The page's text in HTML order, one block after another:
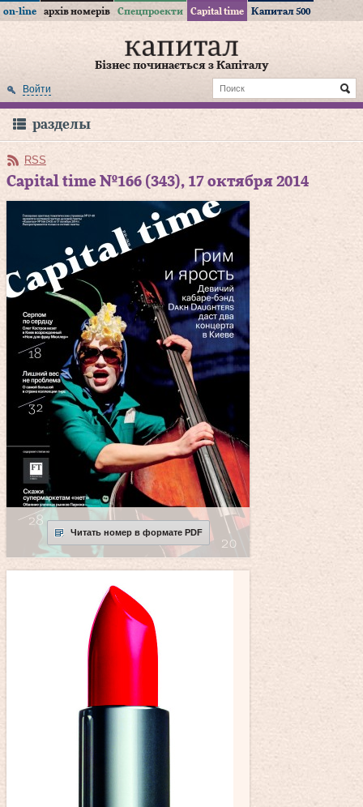
on-line архів номерів Спецпроекти Capital time Капитал 500
Бізнес починається з Капіталу
Войти
разделы
RSS
Capital time №166 (343), 17 октября 2014
Читать номер в формате PDF